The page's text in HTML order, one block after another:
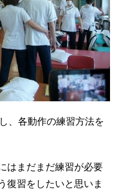
、各動作の練習方法を
はまだまだ練習が必要
復習をしたいと思いま